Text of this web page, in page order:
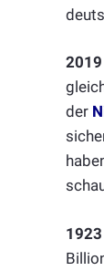
2019
der
1923